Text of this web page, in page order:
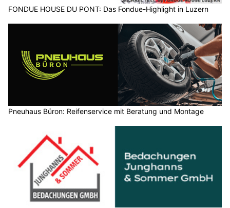
FONDUE HOUSE DU PONT: Das Fondue-Highlight in Luzern
Pneuhaus Büron: Reifenservice mit Beratung und Montage